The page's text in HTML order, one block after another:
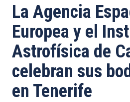
de
ayuda
a
la
navegación
La Agencia
Europea y el
Astrofísica de
celebran sus
en Tenerife